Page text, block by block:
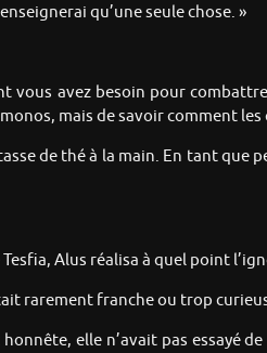
qu’une seule chose. »
avez besoin pour
mais de savoir comment les
de thé à la main. En tant que
Alus réalisa à quel point
rarement franche ou trop
elle n’avait pas essayé